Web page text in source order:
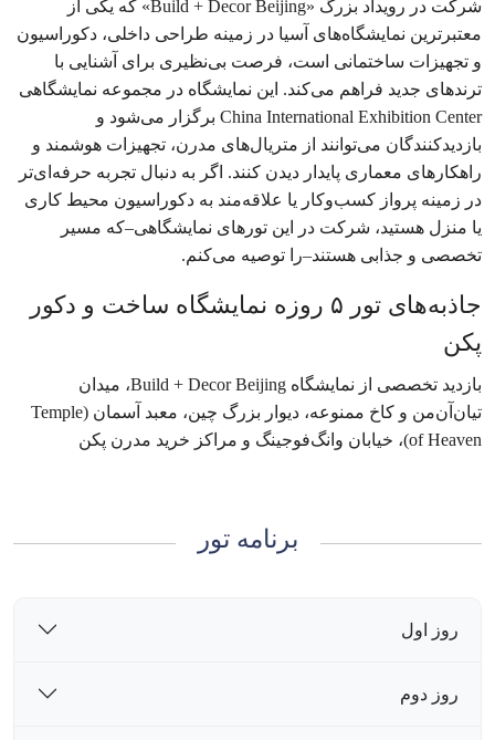
شرکت در رویداد بزرگ «Build + Decor Beijing» که یکی از
معتبرترین نمایشگاه‌های آسیا در زمینه طراحی داخلی، دکوراسیون
و تجهیزات ساختمانی است، فرصت بی‌نظیری برای آشنایی با
ترندهای جدید فراهم می‌کند. این نمایشگاه در مجموعه نمایشگاهی
China International Exhibition Center برگزار می‌شود و
بازدیدکنندگان می‌توانند از متریال‌های مدرن، تجهیزات هوشمند و
راهکارهای معماری پایدار دیدن کنند. اگر به دنبال تجربه حرفه‌ای‌تر
در زمینه پرواز کسب‌وکار یا علاقه‌مند به دکوراسیون محیط کاری
یا منزل هستید، شرکت در این تورهای نمایشگاهی–که مسیر
تخصصی و جذابی هستند–را توصیه می‌کنم.
جاذبه‌های تور ۵ روزه نمایشگاه ساخت و دکور
پکن
بازدید تخصصی از نمایشگاه Build + Decor Beijing، میدان
تیان‌آن‌من و کاخ ممنوعه، دیوار بزرگ چین، معبد آسمان (Temple
of Heaven)، خیابان وانگ‌فوجینگ و مراکز خرید مدرن پکن
برنامه تور
روز اول
روز دوم